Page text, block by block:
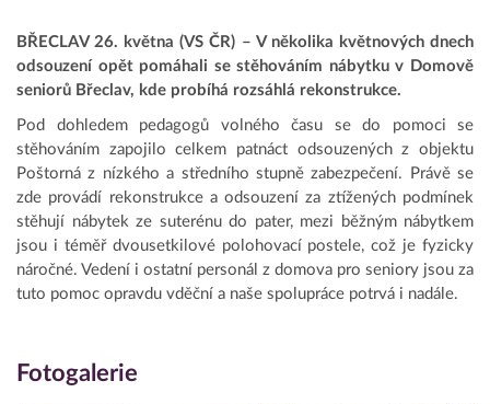
BŘECLAV 26. května (VS ČR) – V několika květnových dnech
odsouzení opět pomáhali se stěhováním nábytku v Domově
seniorů Břeclav, kde probíhá rozsáhlá rekonstrukce.
Pod dohledem pedagogů volného času se do pomoci se
stěhováním zapojilo celkem patnáct odsouzených z objektu
Poštorná z nízkého a středního stupně zabezpečení. Právě se
zde provádí rekonstrukce a odsouzení za ztížených podmínek
stěhují nábytek ze suterénu do pater, mezi běžným nábytkem
jsou i téměř dvousetkilové polohovací postele, což je fyzicky
náročné. Vedení i ostatní personál z domova pro seniory jsou za
tuto pomoc opravdu vděční a naše spolupráce potrvá i nadále.
Fotogalerie